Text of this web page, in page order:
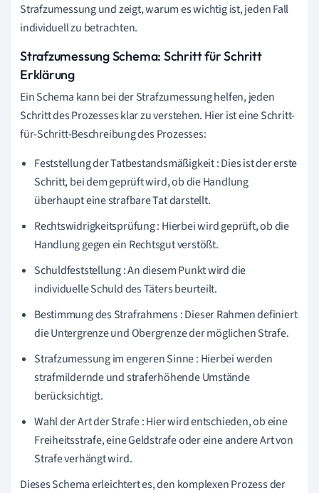
Strafzumessung und zeigt, warum es wichtig ist, jeden Fall
individuell zu betrachten.
Strafzumessung Schema: Schritt für Schritt
Erklärung
Ein Schema kann bei der Strafzumessung helfen, jeden
Schritt des Prozesses klar zu verstehen. Hier ist eine Schritt-
für-Schritt-Beschreibung des Prozesses:
Feststellung der Tatbestandsmäßigkeit : Dies ist der erste
Schritt, bei dem geprüft wird, ob die Handlung
überhaupt eine strafbare Tat darstellt.
Rechtswidrigkeitsprüfung : Hierbei wird geprüft, ob die
Handlung gegen ein Rechtsgut verstößt.
Schuldfeststellung : An diesem Punkt wird die
individuelle Schuld des Täters beurteilt.
Bestimmung des Strafrahmens : Dieser Rahmen definiert
die Untergrenze und Obergrenze der möglichen Strafe.
Strafzumessung im engeren Sinne : Hierbei werden
strafmildernde und straferhöhende Umstände
berücksichtigt.
Wahl der Art der Strafe : Hier wird entschieden, ob eine
Freiheitsstrafe, eine Geldstrafe oder eine andere Art von
Strafe verhängt wird.
Dieses Schema erleichtert es, den komplexen Prozess der